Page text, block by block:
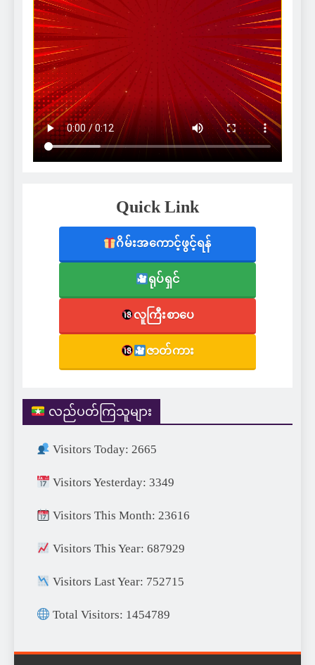
Quick Link
ဂိမ်းအကောင့်ဖွင့်ရန်
ရုပ်ရှင်
လူကြီးစာပေ
ဇာတ်ကား
လည်ပတ်ကြသူများ
Visitors Today: 2665
Visitors Yesterday: 3349
Visitors This Month: 23616
Visitors This Year: 687929
Visitors Last Year: 752715
Total Visitors: 1454789